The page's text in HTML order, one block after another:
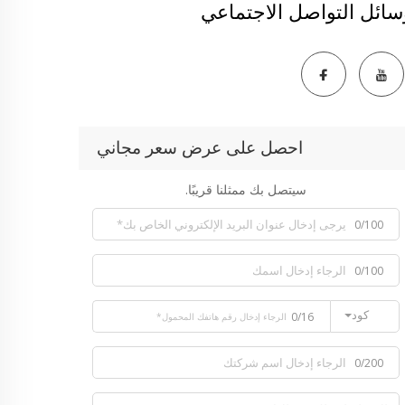
التواصل الاجتماعي
احصل على عرض سعر مجاني
سيتصل بك ممثلنا قريبًا.
0/100
0/100
كود 0/16
0/200